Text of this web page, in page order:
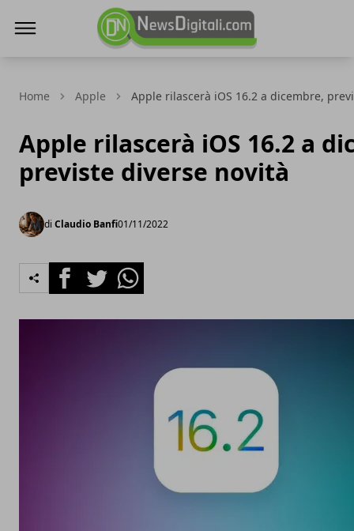
Home Apple Apple rilascerà iOS 16.2 a dicembre,
Apple rilascerà iOS 16.2 a
previste diverse novità
di Claudio Banfi01/11/2022
FacebookTwitterWhatsapp